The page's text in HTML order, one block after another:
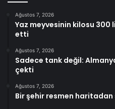
Ağustos 7, 2026
Yaz meyvesinin kilosu 300
etti
Ağustos 7, 2026
Sadece tank değil:
çekti
Ağustos 7, 2026
Bir şehir resmen